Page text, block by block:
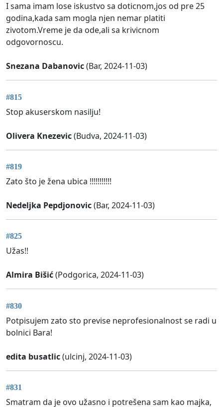
I sama imam lose iskustvo sa doticnom,jos od pre 25
godina,kada sam mogla njen nemar platiti
zivotom.Vreme je da ode,ali sa krivicnom
odgovornoscu.
Snezana Dabanovic(Bar, 2024-11-03)
#815
Stop akuserskom nasilju!
Olivera Knezevic(Budva, 2024-11-03)
#819
Zato što je žena ubica !!!!!!!!!!!
Nedeljka Pepdjonovic(Bar, 2024-11-03)
#825
Užas!!
Almira Bišić(Podgorica, 2024-11-03)
#830
Potpisujem zato sto previse neprofesionalnost se radi u
bolnici Bara!
edita busatlic(ulcinj, 2024-11-03)
#831
Smatram da je ovo užasno i potrešena sam kao majka,